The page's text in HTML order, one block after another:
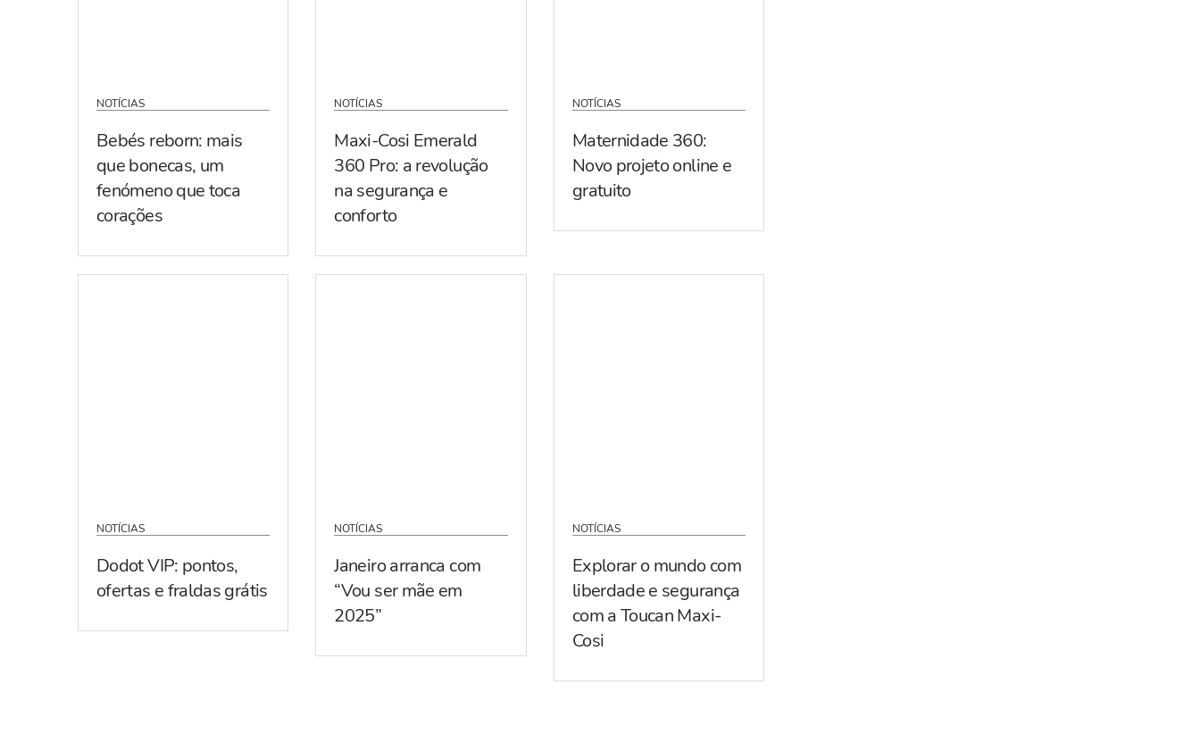
NOTÍCIAS
Bebés reborn: mais
que bonecas, um
fenómeno que toca
corações
NOTÍCIAS
Maxi-Cosi Emerald
360 Pro: a revolução
na segurança e
conforto
NOTÍCIAS
Maternidade 360:
Novo projeto online e
gratuito
NOTÍCIAS
Dodot VIP: pontos,
ofertas e fraldas grátis
NOTÍCIAS
Janeiro arranca com
“Vou ser mãe em
2025”
NOTÍCIAS
Explorar o mundo com
liberdade e segurança
com a Toucan Maxi-
Cosi